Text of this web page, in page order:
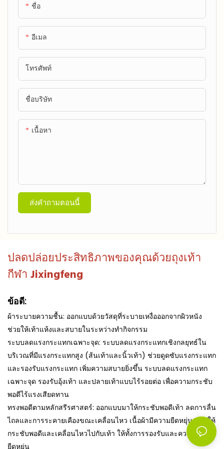
ชื่อ
อีเมล
โทรศัพท์
ชื่อบริษัท
เนื้อหา
ส่งคำถามตอนนี้
ปลดปล่อยประสิทธิภาพของคุณด้วยถุงเท้า
กีฬา Jixingfeng
ข้อดี:
ผ้าระบายความชื้น: ออกแบบด้วยวัสดุที่ระบายเหงื่อออกจากผิวหนัง
ช่วยให้เท้าแห้งและสบายในระหว่างทำกิจกรรม
ระบบลดแรงกระแทกเฉพาะจุด: ระบบลดแรงกระแทกเชิงกลยุทธ์ใน
บริเวณที่มีแรงกระแทกสูง (ส้นเท้าและนิ้วเท้า) ช่วยดูดซับแรงกระแทก
และรองรับแรงกระแทก เพิ่มความสบายยิ่งขึ้น ระบบลดแรงกระแทก
เฉพาะจุด รองรับอุ้งเท้า และปลายเท้าแบบไร้รอยต่อ เพื่อความกระชับ
พอดีไร้แรงเสียดทาน
ทรงพอดีตามหลักสรีรศาสตร์: ออกแบบมาให้กระชับพอดีเท้า ลดการลื่น
ไถลและการระคายเคืองขณะเคลื่อนไหว เนื้อผ้ามีความยืดหยุ่น ช่วยให้
กระชับพอดีและเคลื่อนไหวไปกับเท้า ให้ทั้งการรองรับและความ
ยืดหยุ่น